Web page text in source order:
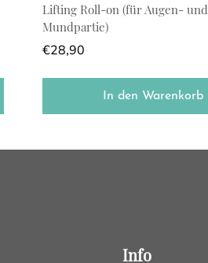
Lifting Roll-on (für Augen- und
Mundpartie)
€28,90
In den Warenkorb
Info